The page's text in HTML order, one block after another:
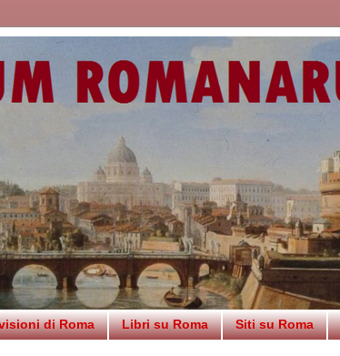
di Roma Libri su Roma Siti su Roma